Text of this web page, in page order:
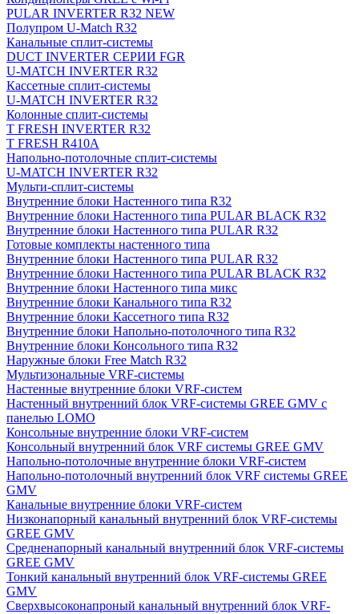
PULAR INVERTER R32 NEW
Полупром U-Match R32
Канальные сплит-системы
DUCT INVERTER СЕРИИ FGR
U-MATCH INVERTER R32
Кассетные сплит-системы
U-MATCH INVERTER R32
Колонные сплит-системы
T FRESH INVERTER R32
T FRESH R410A
Напольно-потолочные сплит-системы
U-MATCH INVERTER R32
Мульти-сплит-системы
Внутренние блоки Настенного типа R32
Внутренние блоки Настенного типа PULAR BLACK R32
Внутренние блоки Настенного типа PULAR R32
Готовые комплекты настенного типа
Внутренние блоки Настенного типа PULAR R32
Внутренние блоки Настенного типа PULAR BLACK R32
Внутренние блоки Настенного типа микс
Внутренние блоки Канального типа R32
Внутренние блоки Кассетного типа R32
Внутренние блоки Напольно-потолочного типа R32
Внутренние блоки Консольного типа R32
Наружные блоки Free Match R32
Мультизональные VRF-системы
Настенные внутренние блоки VRF-систем
Настенный внутренний блок VRF-системы GREE GMV с
панелью LOMO
Консольные внутренние блоки VRF-систем
Консольный внутренний блок VRF системы GREE GMV
Напольно-потолочные внутренние блоки VRF-систем
Напольно-потолочный внутренний блок VRF системы GREE
GMV
Канальные внутренние блоки VRF-систем
Низконапорный канальный внутренний блок VRF-системы
GREE GMV
Средненапорный канальный внутренний блок VRF-системы
GREE GMV
Тонкий канальный внутренний блок VRF-системы GREE
GMV
Сверхвысоконапроный канальный внутренний блок VRF-